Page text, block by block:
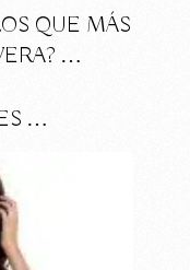
QUE MÁS
…
…